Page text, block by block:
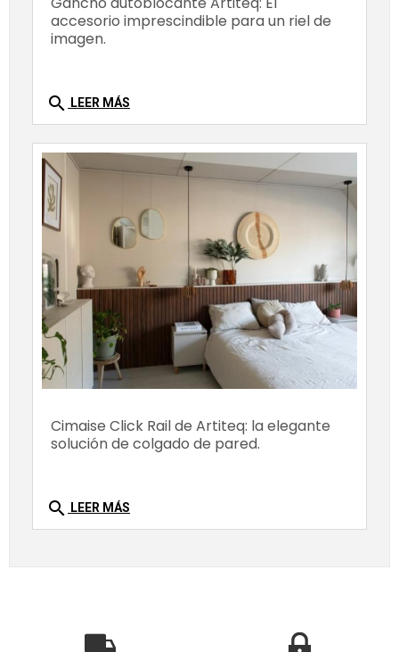
accesorio imprescindible para un riel de
imagen.
search LEER MÁS
Cimaise Click Rail de Artiteq: la elegante
solución de colgado de pared.
search LEER MÁS